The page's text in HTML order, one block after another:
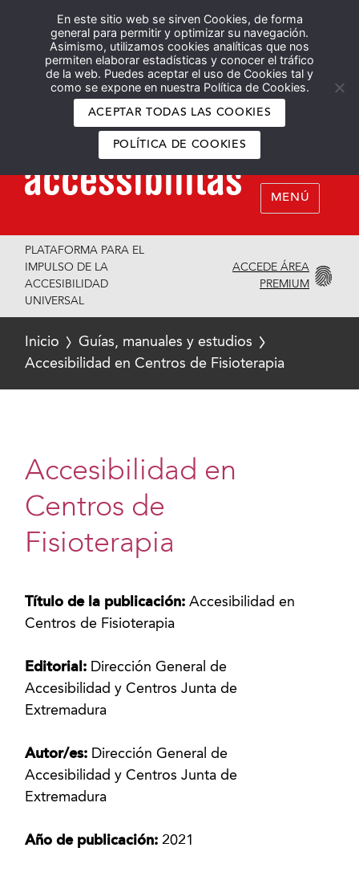
En este sitio web se sirven Cookies, de forma
general para permitir y optimizar su navegación.
Asimismo, utilizamos cookies analíticas que nos
permiten elaborar estadísticas y conocer el tráfico
de la web. Puedes aceptar el uso de Cookies tal y
como se expone en nuestra Política de Cookies.
ACEPTAR TODAS LAS COOKIES
POLÍTICA DE COOKIES
Español English
MENÚ
PLATAFORMA PARA EL
IMPULSO DE LA
ACCESIBILIDAD
UNIVERSAL
ACCEDE ÁREA
PREMIUM
Inicio
Guías, manuales y estudios
Accesibilidad en Centros de Fisioterapia
Accesibilidad en
Centros de
Fisioterapia
Título de la publicación:Accesibilidad en
Centros de Fisioterapia
Editorial: Dirección General de
Accesibilidad y Centros Junta de
Extremadura
Autor/es: Dirección General de
Accesibilidad y Centros Junta de
Extremadura
Año de publicación: 2021